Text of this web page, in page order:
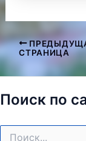
Навигация
по
записям
СТРАНИЦА
Поиск по